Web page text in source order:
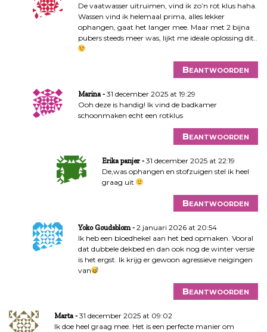
De vaatwasser uitruimen, vind ik zo’n rot klus haha.
Wassen vind ik helemaal prima, alles lekker
ophangen, gaat het langer mee. Maar met 2 bijna
pubers steeds meer was, lijkt me ideale oplossing dit..
Beantwoorden
Marina
31 december 2025 at 19:29
Ooh deze is handig! Ik vind de badkamer
schoonmaken echt een rotklus
Beantwoorden
Erika panjer
31 december 2025 at 22:19
De,was ophangen en stofzuigen stel ik heel
graag uit
Beantwoorden
Yoko Goudsblom
2 januari 2026 at 20:54
Ik heb een bloedhekel aan het bed opmaken. Vooral
dat dubbele dekbed en dan ook nog de winter versie
is het ergst. Ik krijg er gewoon agressieve neigingen
van
Beantwoorden
Marta
31 december 2025 at 09:02
Ik doe heel graag mee. Het is een perfecte manier om